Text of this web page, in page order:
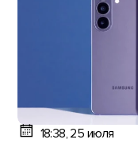
18:38, 25 июля